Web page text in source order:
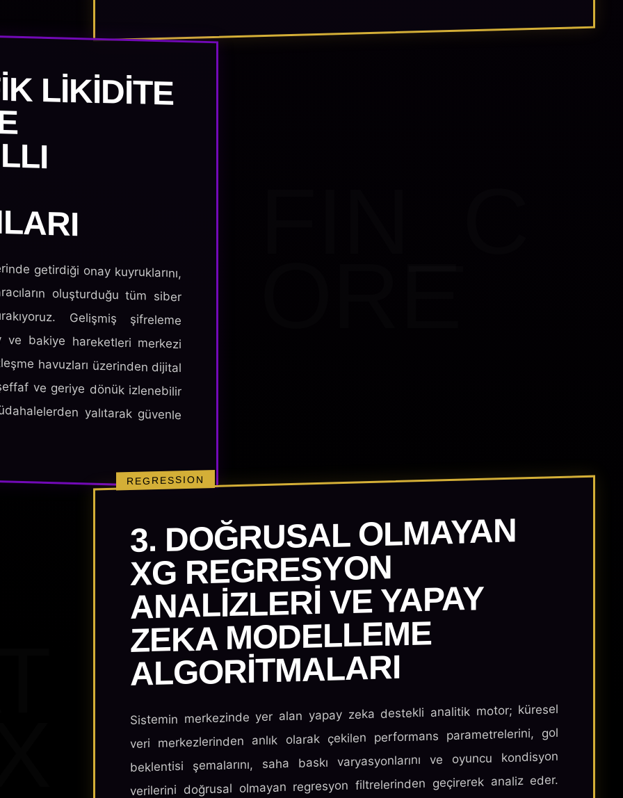
LIKIDITE
VE
AKILLI
getirdiği onay kuyruklarını,
oluşturduğu tüm siber
Gelişmiş şifreleme
ve bakiye hareketleri merkezi
havuzları üzerinden dijital
ve geriye dönük izlenebilir
yalıtarak güvenle
REGRESSION
3. DOĞRUSAL OLMAYAN
XG REGRESYON
ANALIZLERI VE YAPAY
ZEKA MODELLEME
ALGORITMALARI
Sistemin merkezinde yer alan yapay zeka destekli analitik motor; küresel
veri merkezlerinden anlık olarak çekilen performans parametrelerini, gol
beklentisi şemalarını, saha baskı varyasyonlarını ve oyuncu kondisyon
verilerini doğrusal olmayan regresyon filtrelerinden geçirerek analiz eder.